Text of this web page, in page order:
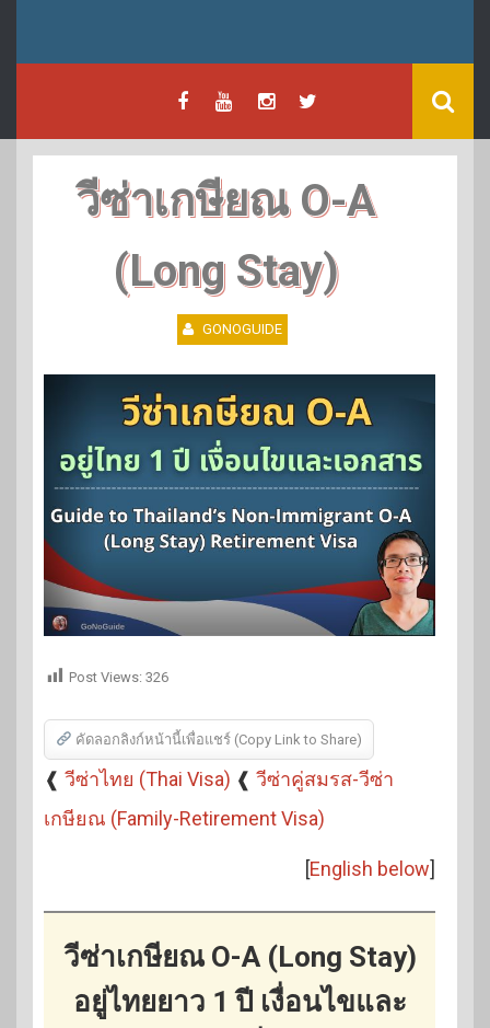
วีซ่าเกษียณ O-A
(Long Stay)
GONOGUIDE
Post Views: 326
คัดลอกลิงก์หน้านี้เพื่อแชร์ (Copy Link to Share)
❰ วีซ่าไทย (Thai Visa) ❰ วีซ่าคู่สมรส-วีซ่า
เกษียณ (Family-Retirement Visa)
[English below]
วีซ่าเกษียณ O-A (Long Stay)
อยู่ไทยยาว 1 ปี เงื่อนไขและ